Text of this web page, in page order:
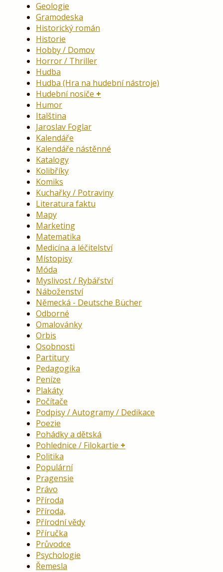
Geologie
Gramodeska
Historický román
Historie
Hobby / Domov
Horror / Thriller
Hudba
Hudba (Hra na hudební nástroje)
Hudební nosiče
Humor
Italština
Jaroslav Foglar
Kalendáře
Kalendáře nástěnné
Katalogy
Kolibříky
Komiks
Kuchařky / Potraviny
Literatura faktu
Mapy
Marketing
Matematika
Medicína a léčitelství
Místopisy
Móda
Myslivost / Rybářství
Náboženství
Německá - Deutsche Bücher
Odborné
Omalovánky
Orbis
Osobnosti
Partitury
Pedagogika
Peníze
Plakáty
Počítače
Podpisy / Autogramy / Dedikace
Poezie
Pohádky a dětská
Pohlednice / Filokartie
Politika
Populární
Pragensie
Právo
Příroda
Příroda,
Přírodní vědy
Příručka
Průvodce
Psychologie
Řemesla